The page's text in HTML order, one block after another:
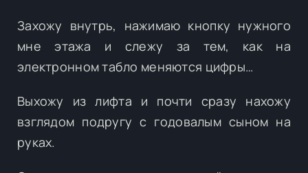
Захожу внутрь, нажимаю кнопку нужного
мне этажа и слежу за тем, как на
электронном табло меняются цифры…
Выхожу из лифта и почти сразу нахожу
взглядом подругу с годовалым сыном на
руках.